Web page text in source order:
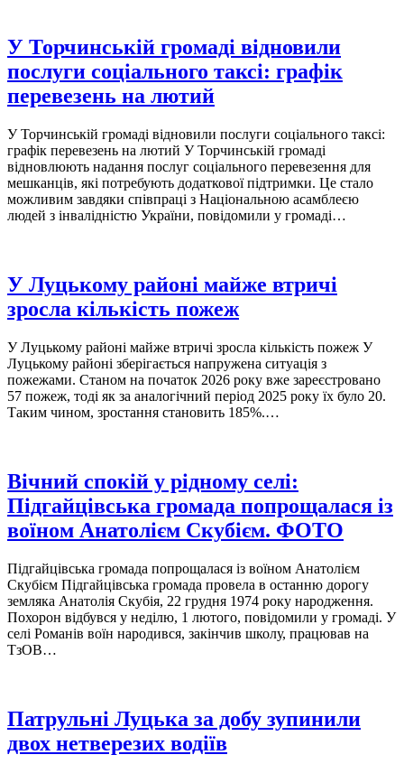
У Торчинській громаді відновили
послуги соціального таксі: графік
перевезень на лютий
У Торчинській громаді відновили послуги соціального таксі:
графік перевезень на лютий У Торчинській громаді
відновлюють надання послуг соціального перевезення для
мешканців, які потребують додаткової підтримки. Це стало
можливим завдяки співпраці з Національною асамблеєю
людей з інвалідністю України, повідомили у громаді…
У Луцькому районі майже втричі
зросла кількість пожеж
У Луцькому районі майже втричі зросла кількість пожеж У
Луцькому районі зберігається напружена ситуація з
пожежами. Станом на початок 2026 року вже зареєстровано
57 пожеж, тоді як за аналогічний період 2025 року їх було 20.
Таким чином, зростання становить 185%.…
Вічний спокій у рідному селі:
Підгайцівська громада попрощалася із
воїном Анатолієм Скубієм. ФОТО
Підгайцівська громада попрощалася із воїном Анатолієм
Скубієм Підгайцівська громада провела в останню дорогу
земляка Анатолія Скубія, 22 грудня 1974 року народження.
Похорон відбувся у неділю, 1 лютого, повідомили у громаді. У
селі Романів воїн народився, закінчив школу, працював на
ТзОВ…
Патрульні Луцька за добу зупинили
двох нетверезих водіїв